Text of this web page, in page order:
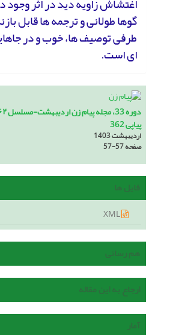
اغتشاش زاویه دید در اثر وجود
گوها طولانی و ترجمه ها قابل
طرفی توصیف ها، خوب و در
ای است.
پیاپی 362
اردیبهشت 1403
صفحه57-57
فایل ها
هم رسانی
ارجاع به این مقاله
آمار